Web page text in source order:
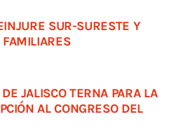
SUR-SURESTE Y
JALISCO TERNA PARA LA
AL CONGRESO DEL